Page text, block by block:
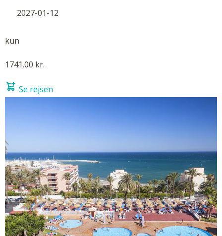
2027-01-12
kun
1741.00 kr.
Se rejsen